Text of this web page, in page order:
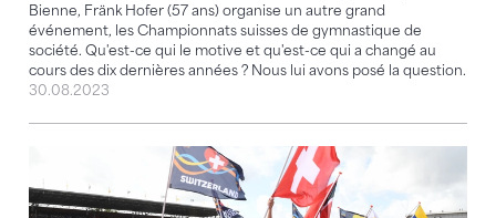
Bienne, Fränk Hofer (57 ans) organise un autre grand
événement, les Championnats suisses de gymnastique de
société. Qu'est-ce qui le motive et qu'est-ce qui a changé au
cours des dix dernières années ? Nous lui avons posé la question.
30.08.2023
« Les gens sont contents, donc je le suis aussi »